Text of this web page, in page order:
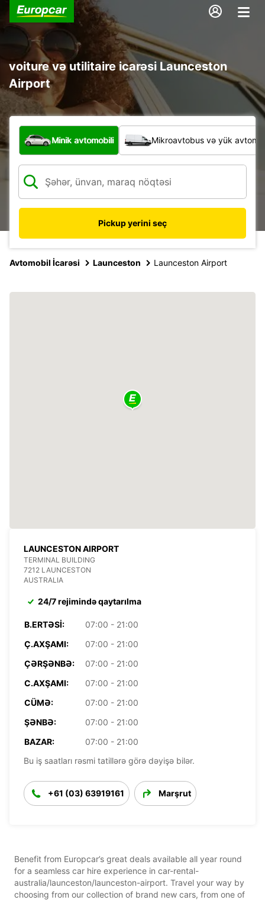
voiture və utilitaire icarəsi Launceston
Airport
Hansı növ nəqliyyat vasitəsi?
Minik avtomobili Mikroavtobus və yük
Pickup yerini seç
Avtomobil İcarəsi Launceston Launceston Airport
LAUNCESTON AIRPORT
TERMINAL BUILDING
7212 LAUNCESTON
AUSTRALIA
24/7 rejimində qaytarılma
B.ERTƏSI:
07:00 - 21:00
Ç.AXŞAMI:
07:00 - 21:00
ÇƏRŞƏNBƏ:
07:00 - 21:00
C.AXŞAMI:
07:00 - 21:00
CÜMƏ:
07:00 - 21:00
ŞƏNBƏ:
07:00 - 21:00
BAZAR:
07:00 - 21:00
Bu iş saatları rəsmi tatillərə görə dəyişə bilər.
+61 (03) 63919161 Marşrut
Benefit from Europcar’s great deals available all year round
for a seamless car hire experience in car-rental-
australia/launceston/launceston-airport. Travel your way by
choosing from our collection of brand new cars, from one of